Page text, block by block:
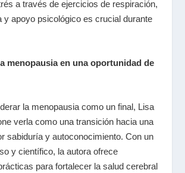
a través de ejercicios de respiración,
y apoyo psicológico es crucial durante
menopausia en una oportunidad de
la menopausia como un final, Lisa
verla como una transición hacia una
sabiduría y autoconocimiento. Con un
y científico, la autora ofrece
para fortalecer la salud cerebral